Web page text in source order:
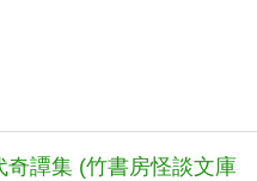
奇譚集 (竹書房怪談文庫